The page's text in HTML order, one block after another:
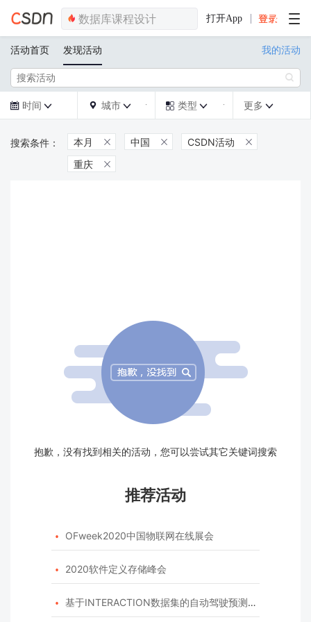
打开App
活动首页 发现活动 我的活动

 时间   城市   类型  更多 
本月  中国  CSDN活动 
重庆 
抱歉，没有找到相关的活动，您可以尝试其它关键词搜索
推荐活动
 OFweek2020中国物联网在线展会
 2020软件定义存储峰会
 基于INTERACTION数据集的自动驾驶预测模型挑战赛